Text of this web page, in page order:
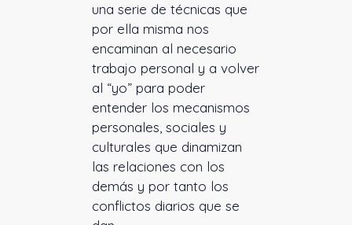
una serie de técnicas que
por ella misma nos
encaminan al necesario
trabajo personal y a volver
al “yo” para poder
entender los mecanismos
personales, sociales y
culturales que dinamizan
las relaciones con los
demás y por tanto los
conflictos diarios que se